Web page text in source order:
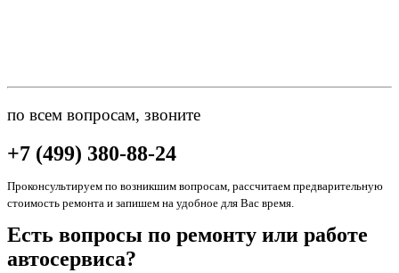
по всем вопросам, звоните
+7 (499) 380-88-24
Проконсультируем по возникшим вопросам, рассчитаем предварительную
стоимость ремонта и запишем на удобное для Вас время.
Есть вопросы по ремонту или работе
автосервиса?